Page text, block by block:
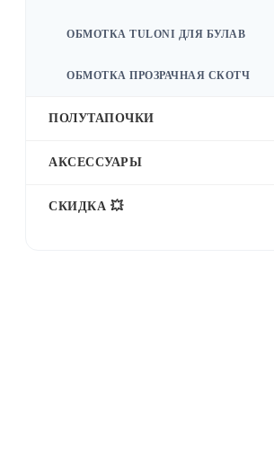
ОБМОТКА TULONI ДЛЯ БУЛАВ
ОБМОТКА ПРОЗРАЧНАЯ СКОТЧ
ПОЛУТАПОЧКИ
АКСЕССУАРЫ
СКИДКА 💥